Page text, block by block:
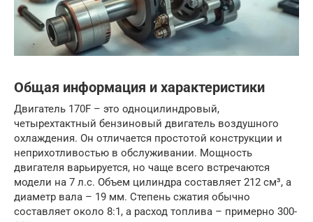
Общая информация и характеристики
Двигатель 170F – это одноцилиндровый,
четырехтактный бензиновый двигатель воздушного
охлаждения. Он отличается простотой конструкции и
неприхотливостью в обслуживании. Мощность
двигателя варьируется, но чаще всего встречаются
модели на 7 л.с. Объем цилиндра составляет 212 см³, а
диаметр вала – 19 мм. Степень сжатия обычно
составляет около 8:1, а расход топлива – примерно 300-